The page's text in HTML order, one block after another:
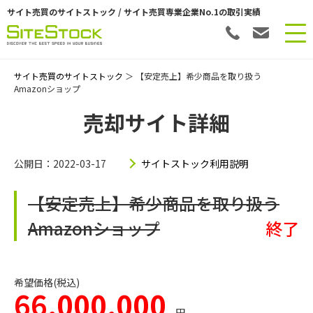
サイト売買のサイトストック / サイト売買専業企業No.1の取引実績
サイト売買のサイトストック ＞ 【安定売上】希少商品を取り扱う
Amazonショップ
売却サイト詳細
公開日：2022-03-17 サイトストック利用説明
【安定売上】希少商品を取り扱う
Amazonショップ
終了
希望価格(税込)
66,000,000